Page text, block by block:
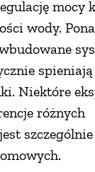
mocy
wody.
Niektóre
różnych